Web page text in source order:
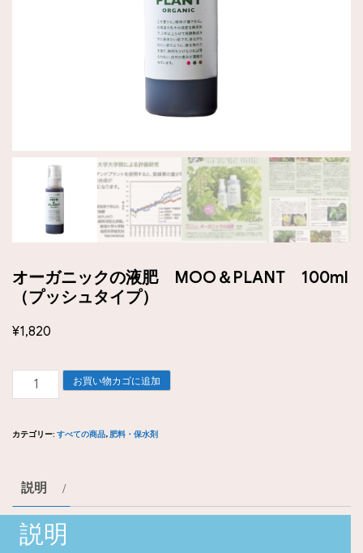
オーガニックの液肥 MOO＆PLANT 100ml
（プッシュタイプ）
¥1,820
ー
ク
の
液
お買い物カゴに追加
カテゴリー: すべての商品,肥料・保水剤
説明
説明